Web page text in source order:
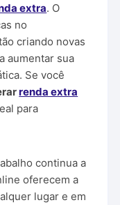
extra. O
no
criando novas
aumentar sua
Se você
renda extra
para
continua a
oferecem a
lugar e em